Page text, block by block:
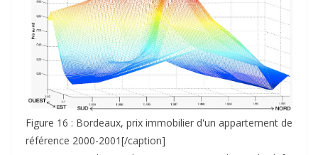
Figure 16 : Bordeaux, prix immobilier d'un appartement de
référence 2000-2001[/caption]